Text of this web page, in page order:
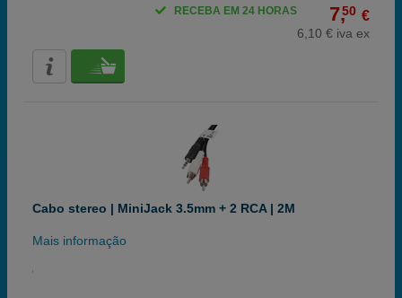
7,50 €
6,10 € iva ex
RECEBA EM 24 HORAS
Cabo stereo | MiniJack 3.5mm + 2 RCA | 2M
Mais informação